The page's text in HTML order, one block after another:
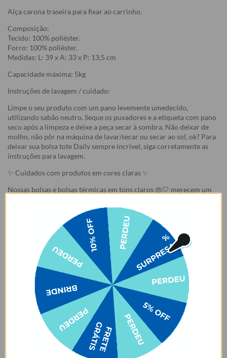
Alça carona traseira para fixar ao carrinho.
Composição:
Tecido: 100% poliéster.
Forro: 100% poliéster.
Medidas: L: 39 x A: 33 x P: 13,5 cm
Capacidade máxima: 5kg
Instruções de lavagem / cuidado:
Limpe o seu produto com um pano levemente umedecido,
utilizando sabão neutro. Seque os puxadores e a etiqueta com pano
seco após a limpeza e deixe a peça secar à sombra. Não deixar de
molho, não pôr na máquina de lavar/secar ou secar ao sol, ok? Para
deixar sua bolsa tote Daily sempre incrível, siga corretamente as
instruções para lavagem.
✨ Cuidados com produtos em cores claras ✨
Nossas bolsas e bolsas térmicas em tons claros 👜🤍 merecem um
que soltam tinta, como calças jeans 👖 ou roupas escuras 🖤. Isso
pode causar manchas permanentes devido à migração de cor. ⚠️
Manchas desse tipo são consideradas mau uso e não estão cobertas
pela garantia.
Arrependimento
- Os nossos produtos personalizados (estampados ou
customizados com nome/foto) são feitos especialmente para você,
de acordo com a opção escolhida no momento da compra.
- Isso significa que a produção só começa após a confirmação do
pedido, e o item é criado exclusivamente com a estampa
selecionada,mesmo quando não há customização com nome
- Por isso, é super importante conferir com atenção todos os
detalhes antes de finalizar a compra, como modelo, estampa e